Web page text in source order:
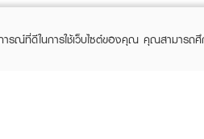
รณ์ที่ดีในการใช้เว็บไซต์ของคุณ คุณสามารถศึ